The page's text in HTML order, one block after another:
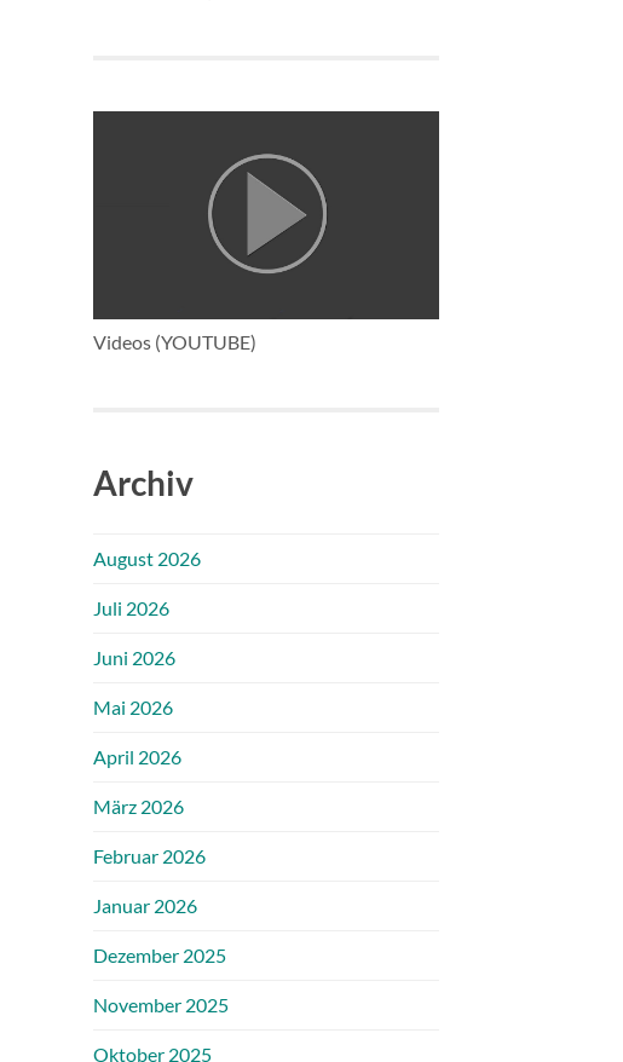
Videos (YOUTUBE)
Archiv
August 2026
Juli 2026
Juni 2026
Mai 2026
April 2026
März 2026
Februar 2026
Januar 2026
Dezember 2025
November 2025
Oktober 2025